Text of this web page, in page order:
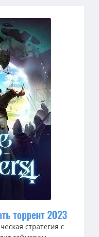
торрент 2023
стратегия с